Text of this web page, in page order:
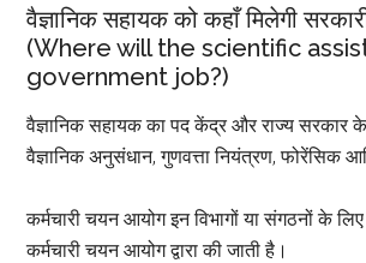
वैज्ञानिक सहायक को कहाँ मिलेगी
(Where will the scientific
government job?)
वैज्ञानिक सहायक का पद केंद्र और राज्य सरकार के
वैज्ञानिक अनुसंधान, गुणवत्ता नियंत्रण, फोरेंसिक
कर्मचारी चयन आयोग इन विभागों या संगठनों के
कर्मचारी चयन आयोग द्वारा की जाती है।